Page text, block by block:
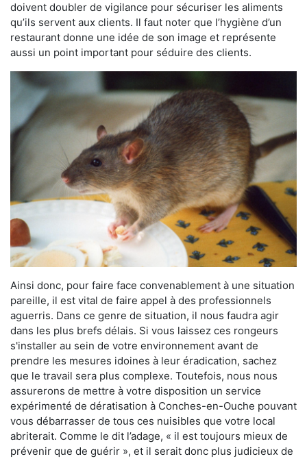
doivent doubler de vigilance pour sécuriser les aliments
qu’ils servent aux clients. Il faut noter que l’hygiène d’un
restaurant donne une idée de son image et représente
aussi un point important pour séduire des clients.
Ainsi donc, pour faire face convenablement à une situation
pareille, il est vital de faire appel à des professionnels
aguerris. Dans ce genre de situation, il nous faudra agir
dans les plus brefs délais. Si vous laissez ces rongeurs
s'installer au sein de votre environnement avant de
prendre les mesures idoines à leur éradication, sachez
que le travail sera plus complexe. Toutefois, nous nous
assurerons de mettre à votre disposition un service
expérimenté de dératisation à Conches-en-Ouche pouvant
vous débarrasser de tous ces nuisibles que votre local
abriterait. Comme le dit l’adage, « il est toujours mieux de
prévenir que de guérir », et il serait donc plus judicieux de